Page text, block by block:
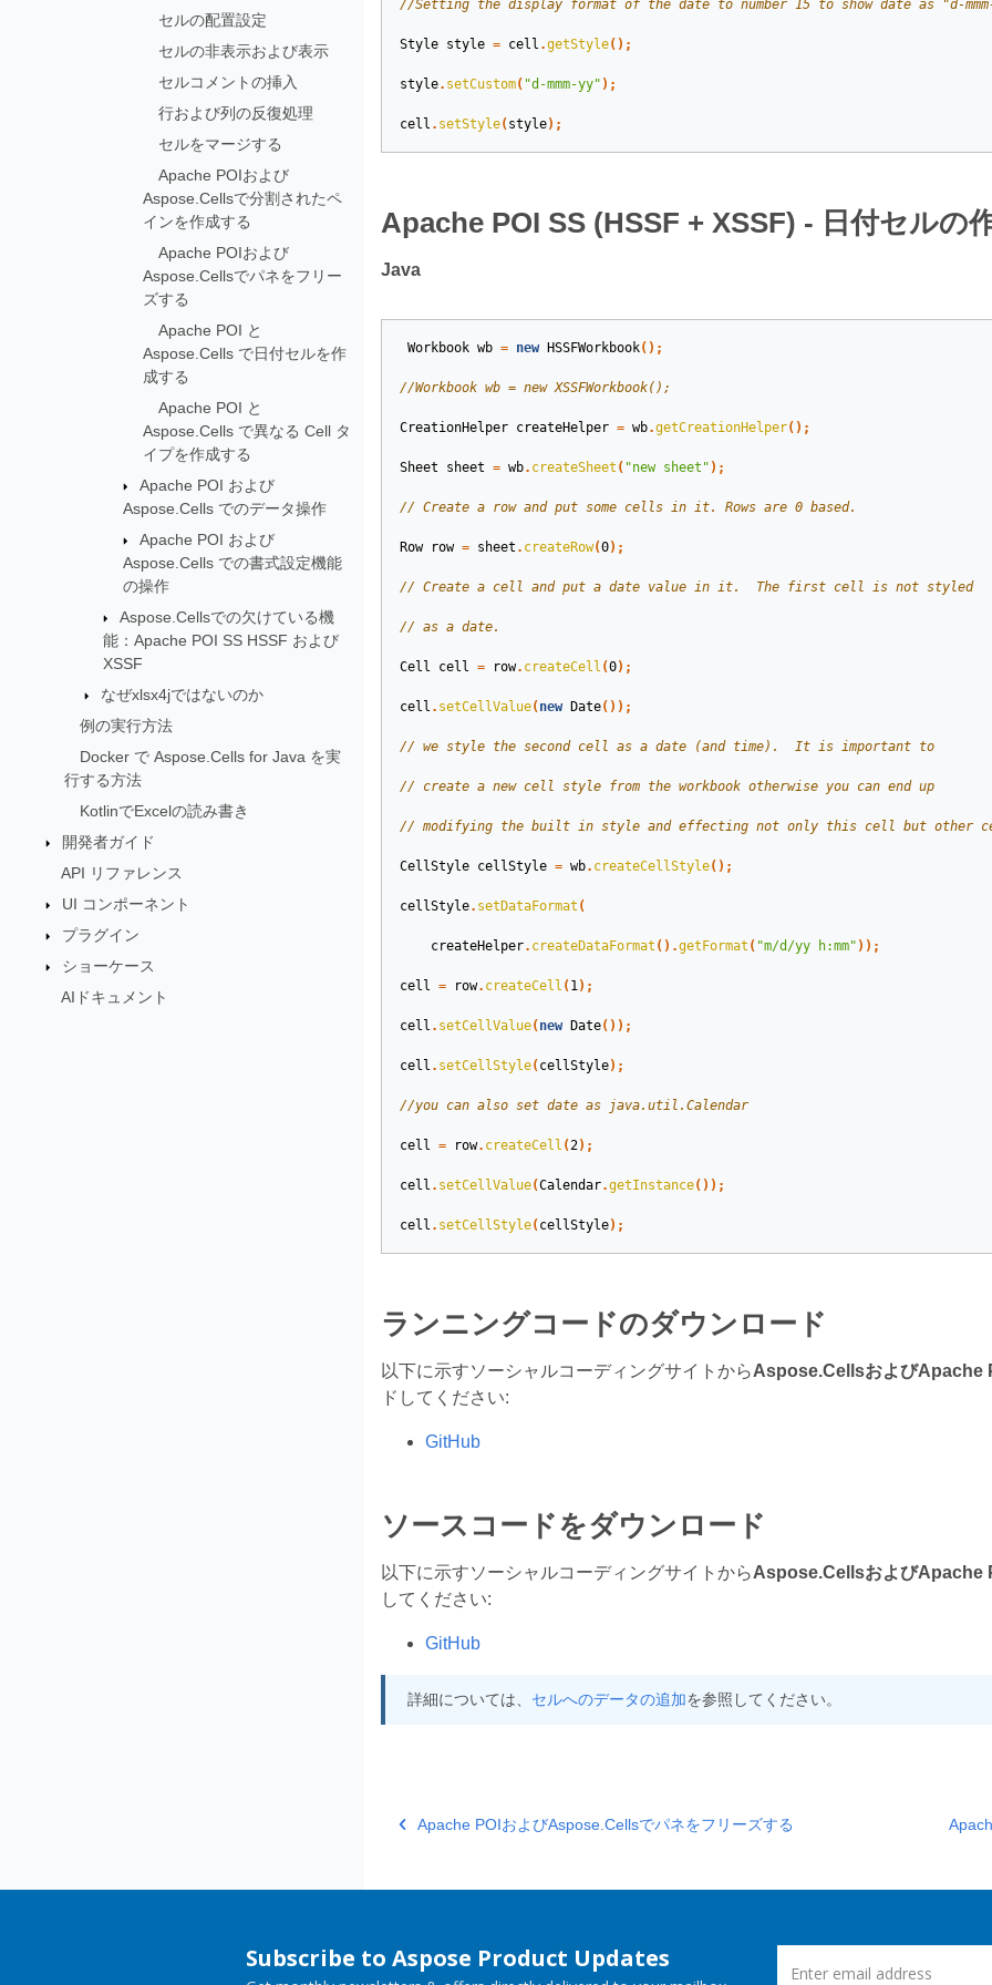
セルの配置設定
セルの非表示および表示
セルコメントの挿入
行および列の反復処理
セルをマージする
Apache POIおよび
Aspose.Cellsで分割されたペ
インを作成する
Apache POIおよび
Aspose.Cellsでパネをフリー
ズする
Apache POI と
Aspose.Cells で日付セルを作
成する
Apache POI と
Aspose.Cells で異なる Cell タ
イプを作成する
Apache POI および
Aspose.Cells でのデータ操作
Apache POI および
Aspose.Cells での書式設定機能
の操作
Aspose.Cellsでの欠けている機
能：Apache POI SS HSSF および
XSSF
なぜxlsx4jではないのか
例の実行方法
Docker で Aspose.Cells for Java を実
行する方法
KotlinでExcelの読み書き
開発者ガイド
API リファレンス
UI コンポーネント
プラグイン
ショーケース
AIドキュメント
//Setting the display format of the date to number 15 to show date as "d-
Style style = cell .getStyle();
style. setCustom( "d-mmm-yy" );
cell . setStyle( style);
Apache POI SS (HSSF + XSSF) - 日付セルの
Java
Workbook wb = new HSSFWorkbook();
//Workbook wb = new XSSFWorkbook();
CreationHelper createHelper = wb.getCreationHelper();
Sheet sheet = wb. createSheet ( "new sheet" );
// Create a row and put some cells in it. Rows are 0 based.
Row row = sheet . createRow(0);
// Create a cell and put a date value in it.  The first cell is not styled
// as a date.
Cell cell = row. createCell (0);
cell . setCellValue( new Date());
// we style the second cell as a date (and time).  It is important to
// create a new cell style from the workbook otherwise you can end up
// modifying the built in style and effecting not only this cell but other
CellStyle cellStyle = wb. createCellStyle();
cellStyle. setDataFormat (
createHelper. createDataFormat ().getFormat ( "m/d/yy h:mm" ));
cell = row. createCell ( 1);
cell . setCellValue( new Date());
cell . setCellStyle( cellStyle);
//you can also set date as java.util.Calendar
cell = row. createCell (2);
cell . setCellValue(Calendar.getInstance());
cell . setCellStyle( cellStyle);
ランニングコードのダウンロード
以下に示すソーシャルコーディングサイトからAspose.CellsおよびApache
ドしてください:
GitHub
ソースコードをダウンロード
以下に示すソーシャルコーディングサイトからAspose.CellsおよびApache
してください:
GitHub
詳細については、 セルへのデータの追加を参照してください。
Apache POIおよびAspose.Cellsでパネをフリーズする
Subscribe to Aspose Product Updates